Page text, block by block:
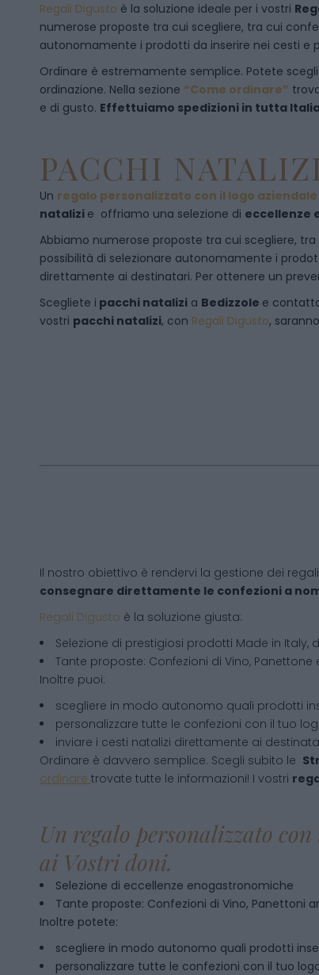
Regali Digusto è la soluzione ideale per i vostri
numerose proposte tra cui scegliere, tra cui
autonomamente i prodotti da inserire nei cesti e
Ordinare è estremamente semplice. Potete
ordinazione. Nella sezione “Come ordinare”
e di gusto. Effettuiamo spedizioni in tutta
PACCHI
Un regalo personalizzato con il logo aziendale
natalizi e offriamo una selezione di eccellenze
Abbiamo numerose proposte tra cui scegliere, tra
possibilità di selezionare autonomamente i
direttamente ai destinatari. Per ottenere un
Scegliete i pacchi natalizi a Bedizzole e
vostri pacchi natalizi, con Regali Digusto,
Il nostro obiettivo è rendervi la gestione dei
consegnare direttamente le confezioni a
Regali Digusto è la soluzione giusta:
Selezione di prestigiosi prodotti Made in Italy,
Tante proposte: Confezioni di Vino,
Inoltre puoi:
scegliere in modo autonomo quali prodotti
personalizzare tutte le confezioni con il tuo
inviare i cesti natalizi direttamente ai
Ordinare è davvero semplice. Scegli subito le
ordinare trovate tutte le informazioni! I vostri
Un regalo personalizzato
ai Vostri doni.
Selezione di eccellenze enogastronomiche
Tante proposte: Confezioni di Vino, Panettoni
Inoltre potete:
scegliere in modo autonomo quali prodotti
personalizzare tutte le confezioni con il tuo